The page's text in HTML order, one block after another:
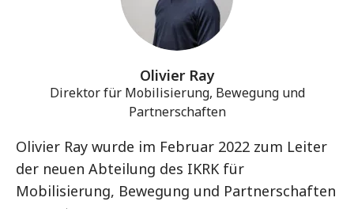
Olivier Ray
Direktor für Mobilisierung, Bewegung und
Partnerschaften
Olivier Ray wurde im Februar 2022 zum Leiter
der neuen Abteilung des IKRK für
Mobilisierung, Bewegung und Partnerschaften